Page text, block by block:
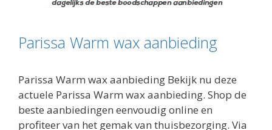
Parissa Warm wax aanbieding
Parissa Warm wax aanbieding Bekijk nu deze
actuele Parissa Warm wax aanbieding. Shop de
beste aanbiedingen eenvoudig online en
profiteer van het gemak van thuisbezorging. Via